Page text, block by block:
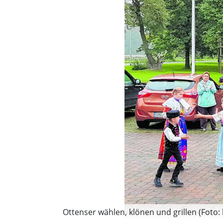
Ottenser wählen, klönen und grillen (Foto: